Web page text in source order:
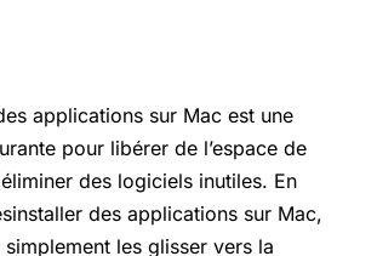
applications sur Mac est une
pour libérer de l’espace de
des logiciels inutiles. En
des applications sur Mac,
les glisser vers la